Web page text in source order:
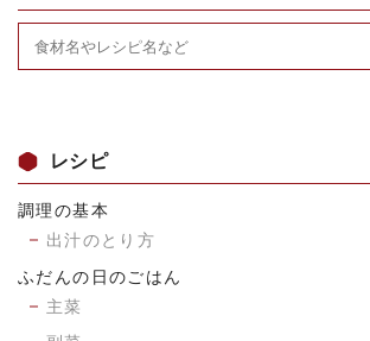
レシピ
調理の基本
出汁のとり方
ふだんの日のごはん
主菜